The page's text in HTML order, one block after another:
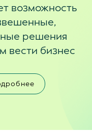
возможность
решения
вести бизнес